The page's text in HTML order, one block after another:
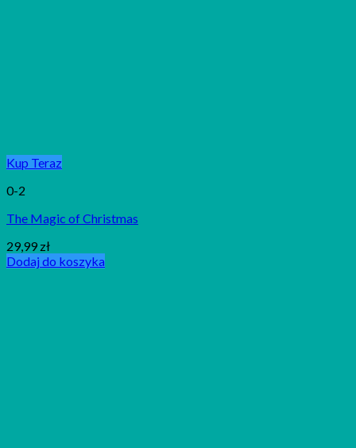
Kup Teraz
0-2
The Magic of Christmas
29,99 zł
Dodaj do koszyka